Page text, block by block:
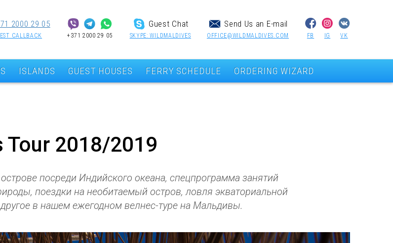
FB IG VK
Send Us an E-mail
OFFICE@WILDMALDIVES.COM
Guest Chat
SKYPE: WILDMALDIVES
+371 2000 29 05
2000 29 05
CALLBACK
ISLANDS GUEST HOUSES FERRY SCHEDULE ORDERING WIZARD
Tour 2018/2019
посреди Индийского океана, спецпрограмма занятий
поездки на необитаемый остров, ловля экваториальной
в нашем ежегодном велнес-туре на Мальдивы.